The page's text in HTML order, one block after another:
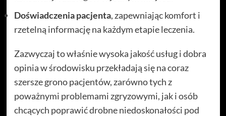
Doświadczenia pacjenta, zapewniając komfort i
rzetelną informację na każdym etapie leczenia.
Zazwyczaj to właśnie wysoka jakość usług i dobra
opinia w środowisku przekładają się na coraz
szersze grono pacjentów, zarówno tych z
poważnymi problemami zgryzowymi, jak i osób
chcących poprawić drobne niedoskonałości pod